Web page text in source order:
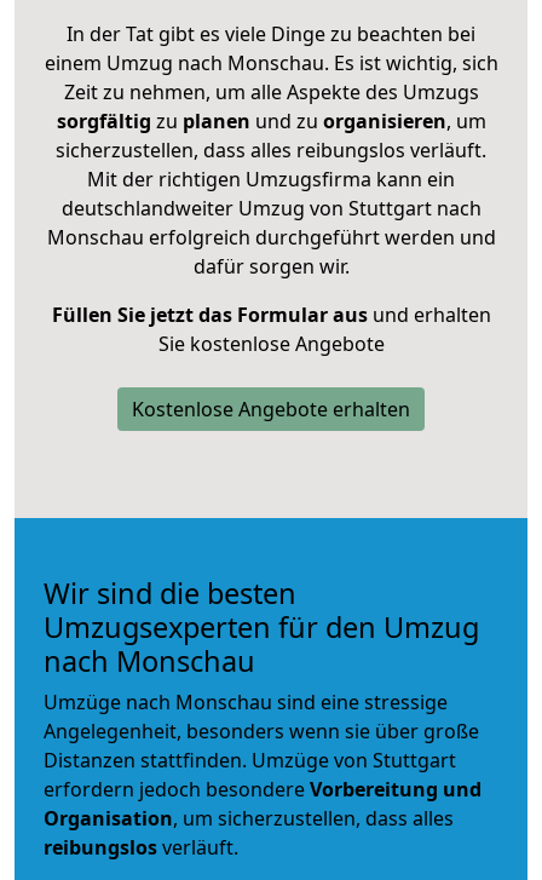
In der Tat gibt es viele Dinge zu beachten bei
einem Umzug nach Monschau. Es ist wichtig, sich
Zeit zu nehmen, um alle Aspekte des Umzugs
sorgfältig zu planen und zu organisieren, um
sicherzustellen, dass alles reibungslos verläuft.
Mit der richtigen Umzugsfirma kann ein
deutschlandweiter Umzug von Stuttgart nach
Monschau erfolgreich durchgeführt werden und
dafür sorgen wir.
Füllen Sie jetzt das Formular ausund erhalten
Sie kostenlose Angebote
Kostenlose Angebote erhalten
Wir sind die besten
Umzugsexperten für den Umzug
nach Monschau
Umzüge nach Monschau sind eine stressige
Angelegenheit, besonders wenn sie über große
Distanzen stattfinden. Umzüge von Stuttgart
erfordern jedoch besondereVorbereitung und
Organisation, um sicherzustellen, dass alles
reibungslosverläuft.